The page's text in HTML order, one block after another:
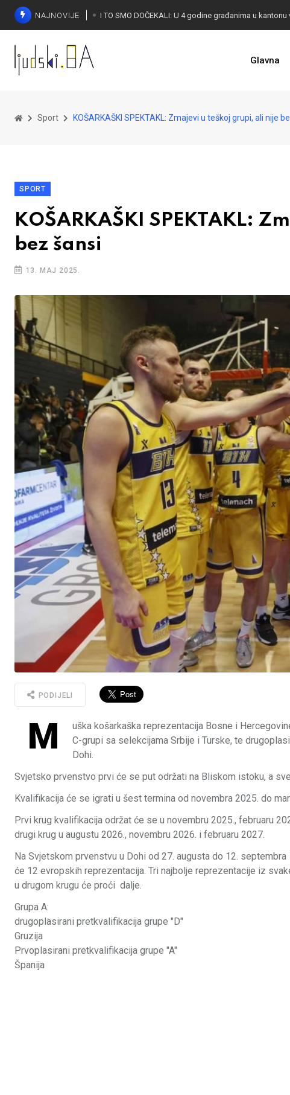
NAJNOVIJE
KONAKOVIĆ PALI ALARM: Otvoreno pismo UN-u
Glavna
Sport KOŠARKAŠKI SPEKTAKL: Zmajevi u teškoj grupi, ali nije
SPORT
KOŠARKAŠKI SPEKTAKL:
bez šansi
13. MAJ 2025.
PODIJELI
M
uška košarkaška reprezentacija Bosne i
C-grupi sa selekcijama Srbije i Turske, te
Dohi.
Svjetsko prvenstvo prvi će se put održati na Bliskom istoku, a
Kvalifikacija će se igrati u šest termina od novembra 2025. do
Prvi krug kvalifikacija održat će se u novembru 2025., februaru
drugi krug u augustu 2026., novembru 2026. i februaru 2027.
Na Svjetskom prvenstvu u Dohi od 27. augusta do 12.
će 12 evropskih reprezentacija. Tri najbolje reprezentacije iz
u drugom krugu će proći dalje.
Grupa A:
drugoplasirani pretkvalifikacija grupe "D"
Gruzija
Prvoplasirani pretkvalifikacija grupe "A"
Španija